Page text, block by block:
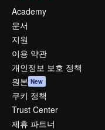
Academy
문서
지원
이용 약관
개인정보 보호 정책
원본 New
쿠키 정책
Trust Center
제휴 파트너